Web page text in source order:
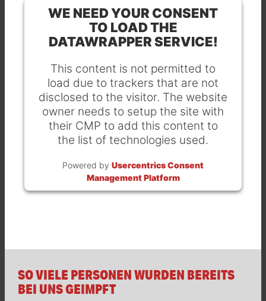
WE NEED YOUR CONSENT
TO LOAD THE
DATAWRAPPER SERVICE!
This content is not permitted to
load due to trackers that are not
disclosed to the visitor. The website
owner needs to setup the site with
their CMP to add this content to
the list of technologies used.
Powered by Usercentrics Consent
Management Platform
SO VIELE PERSONEN WURDEN BEREITS
BEI UNS GEIMPFT